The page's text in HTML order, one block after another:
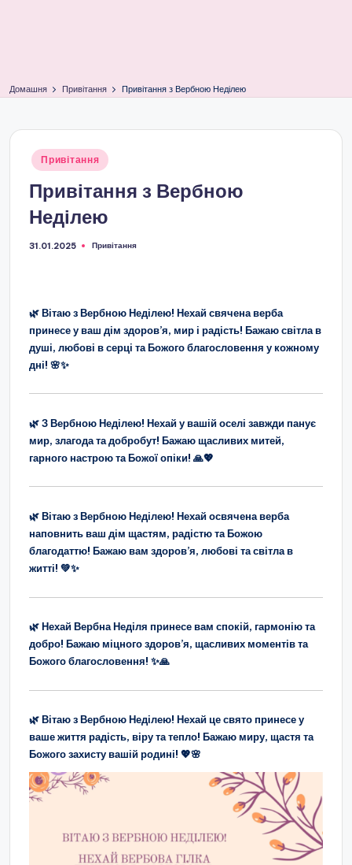
Домашня Привітання Привітання з Вербною Неділею
Опубліковано
Привітання
Привітання з Вербною
Неділею
31.01.2025
Опубліковано
Привітання
🌿 Вітаю з Вербною Неділею! Нехай свячена верба
принесе у ваш дім здоров’я, мир і радість! Бажаю світла в
душі, любові в серці та Божого благословення у кожному
дні! 🌸✨
🌿 З Вербною Неділею! Нехай у вашій оселі завжди панує
мир, злагода та добробут! Бажаю щасливих митей,
гарного настрою та Божої опіки! 🙏💖
🌿 Вітаю з Вербною Неділею! Нехай освячена верба
наповнить ваш дім щастям, радістю та Божою
благодаттю! Бажаю вам здоров’я, любові та світла в
житті! 💚✨
🌿 Нехай Вербна Неділя принесе вам спокій, гармонію та
добро! Бажаю міцного здоров’я, щасливих моментів та
Божого благословення! ✨🙏
🌿 Вітаю з Вербною Неділею! Нехай це свято принесе у
ваше життя радість, віру та тепло! Бажаю миру, щастя та
Божого захисту вашій родині! 💖🌸